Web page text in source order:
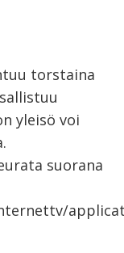
torstaina
yleisö voi
suorana